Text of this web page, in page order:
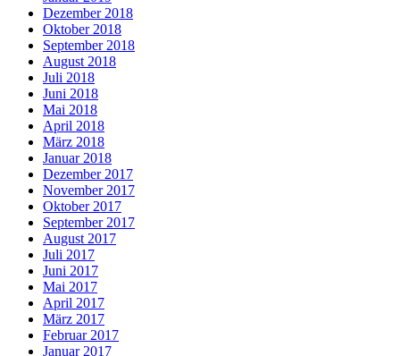
Dezember 2018
Oktober 2018
September 2018
August 2018
Juli 2018
Juni 2018
Mai 2018
April 2018
März 2018
Januar 2018
Dezember 2017
November 2017
Oktober 2017
September 2017
August 2017
Juli 2017
Juni 2017
Mai 2017
April 2017
März 2017
Februar 2017
Januar 2017